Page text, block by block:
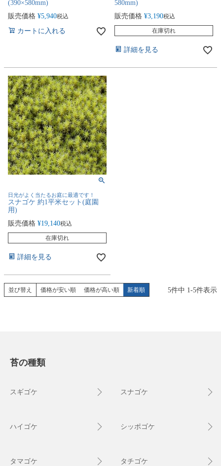
(390×580mm)
販売価格 ¥5,940税込
カートに入れる
580mm)
販売価格 ¥3,190税込
在庫切れ
詳細を見る
日光がよく当たるお庭に最適です！
スナゴケ 約1平米セット(庭園
用)
販売価格 ¥19,140税込
在庫切れ
詳細を見る
並び替え 価格が安い順 価格が高い順 新着順 5件中 1 -5件表示
苔の種類
スギゴケ スナゴケ
ハイゴケ シッポゴケ
タマゴケ タチゴケ